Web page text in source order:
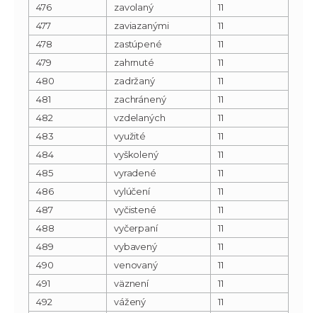
476
zavolaný
11
477
zaviazanými
11
478
zastúpené
11
479
zahrnuté
11
480
zadržaný
11
481
zachránený
11
482
vzdelaných
11
483
využité
11
484
vyškolený
11
485
vyradené
11
486
vylúčení
11
487
vyčistené
11
488
vyčerpaní
11
489
vybavený
11
490
venovaný
11
491
väznení
11
492
vážený
11